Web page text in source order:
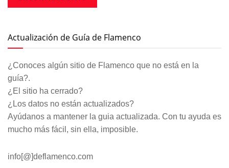
Actualización de Guía de Flamenco
¿Conoces algún sitio de Flamenco que no está en la
guía?.
¿El sitio ha cerrado?
¿Los datos no están actualizados?
Ayúdanos a mantener la guia actualizada. Con tu ayuda es
mucho más fácil, sin ella, imposible.
info[@]deflamenco.com